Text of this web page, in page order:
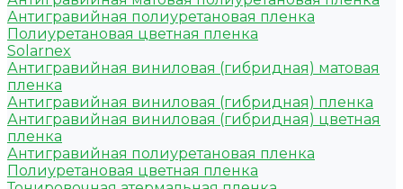
Антигравийная полиуретановая пленка
Полиуретановая цветная пленка
Solarnex
Антигравийная виниловая (гибридная) матовая
пленка
Антигравийная виниловая (гибридная) пленка
Антигравийная виниловая (гибридная) цветная
пленка
Антигравийная полиуретановая пленка
Полиуретановая цветная пленка